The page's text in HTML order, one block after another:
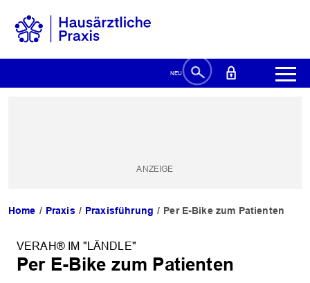
Home Praxis Praxisführung Per E-Bike zum Patienten
VERAH® IM "LÄNDLE"
Per E-Bike zum Patienten